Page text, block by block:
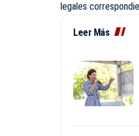
legales
Leer Más